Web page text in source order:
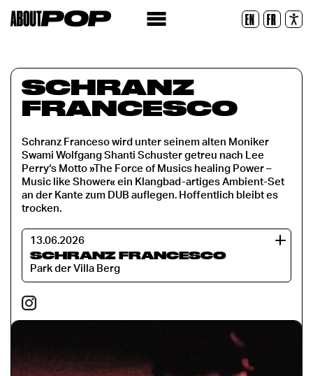
EN FR
Zurücksetzen
SCHRANZ
FRANCESCO
Schranz Franceso wird unter seinem alten Moniker
Swami Wolfgang Shanti Schuster getreu nach Lee
Perry‘s Motto »The Force of Musics healing Power –
Music like Shower« ein Klangbad-artiges Ambient-Set
an der Kante zum DUB auflegen. Hoffentlich bleibt es
trocken.
13.06.2026
SCHRANZ FRANCESCO
Park der Villa Berg